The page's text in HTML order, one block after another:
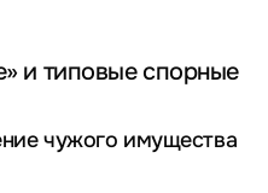
и типовые спорные
чужого имущества